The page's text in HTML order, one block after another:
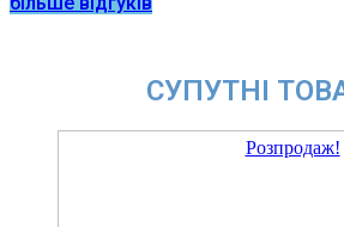
СУПУТНІ
Розпродаж!